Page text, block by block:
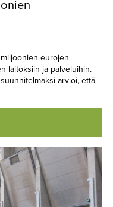
eurojen
laitoksiin ja palveluihin.
arvioi, että